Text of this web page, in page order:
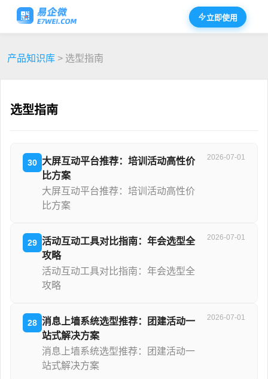
立即使用
产品知识库 > 选型指南
选型指南
30 大屏互动平台推荐：培训活动高性价
比方案
大屏互动平台推荐：培训活动高性价
比方案
2026-07-01
29 活动互动工具对比指南：年会选型全
攻略
活动互动工具对比指南：年会选型全
攻略
2026-07-01
28 消息上墙系统选型推荐：团建活动一
站式解决方案
消息上墙系统选型推荐：团建活动一
站式解决方案
2026-07-01